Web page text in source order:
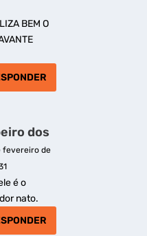
BEM O
dos
fevereiro de
é o
nato.